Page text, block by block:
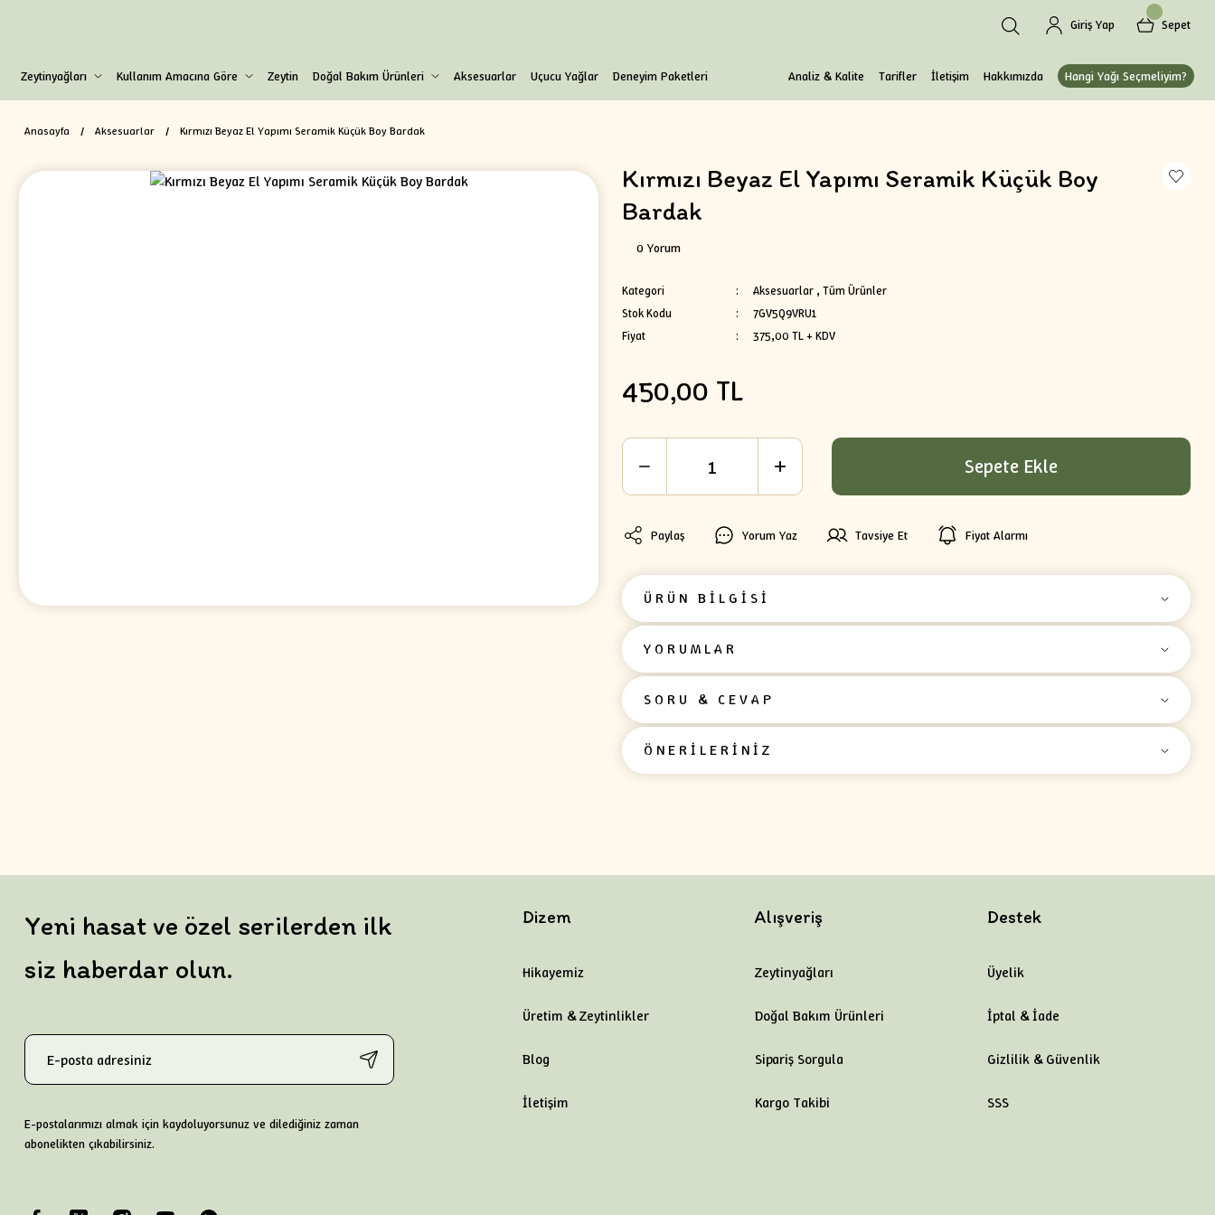
Giriş Yap Sepet
Zeytinyağları Kullanım Amacına Göre Zeytin Doğal Bakım Ürünleri Aksesuarlar Uçucu Yağlar Deneyim Paketleri Analiz & Kalite Tarifler İletişim Hakkımızda Hangi Yağı Seçmeliyim?
Anasayfa Aksesuarlar Kırmızı Beyaz El Yapımı Seramik Küçük Boy Bardak
Kırmızı Beyaz El Yapımı Seramik Küçük Boy
Bardak
0 Yorum
Kategori Aksesuarlar , Tüm Ürünler
Stok Kodu
7GV5Q9VRU1
Fiyat
375,00 TL + KDV
450,00 TL
Sepete Ekle
Paylaş Yorum Yaz Tavsiye Et Fiyat Alarmı
ÜRÜN BİLGİSİ
YORUMLAR
SORU & CEVAP
ÖNERİLERİNİZ
Yeni hasat ve özel serilerden ilk
siz haberdar olun.
E-postalarımızı almak için kaydoluyorsunuz ve dilediğiniz zaman
abonelikten çıkabilirsiniz.
Dizem
Hikayemiz
Üretim & Zeytinlikler
Blog
İletişim
Alışveriş
Zeytinyağları
Doğal Bakım Ürünleri
Sipariş Sorgula
Kargo Takibi
Destek
Üyelik
İptal & İade
Gizlilik & Güvenlik
SSS